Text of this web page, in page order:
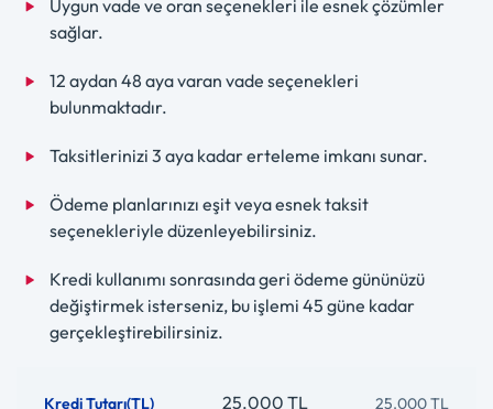
Uygun vade ve oran seçenekleri ile esnek çözümler
sağlar.
12 aydan 48 aya varan vade seçenekleri
bulunmaktadır.
Taksitlerinizi 3 aya kadar erteleme imkanı sunar.
Ödeme planlarınızı eşit veya esnek taksit
seçenekleriyle düzenleyebilirsiniz.
Kredi kullanımı sonrasında geri ödeme gününüzü
değiştirmek isterseniz, bu işlemi 45 güne kadar
gerçekleştirebilirsiniz.
25.000 TL